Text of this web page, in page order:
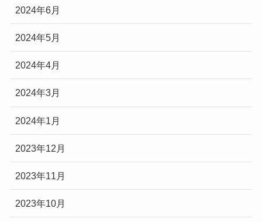
2024年6月
2024年5月
2024年4月
2024年3月
2024年1月
2023年12月
2023年11月
2023年10月